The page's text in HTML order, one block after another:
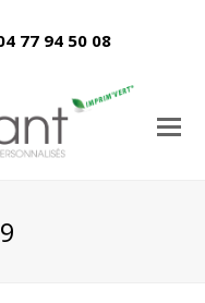
77 94 50 08